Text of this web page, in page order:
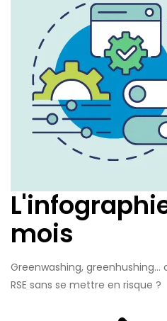
mois
Greenwashing,
RSE sans se mettre en risque ?